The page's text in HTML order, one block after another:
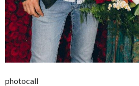
photocall